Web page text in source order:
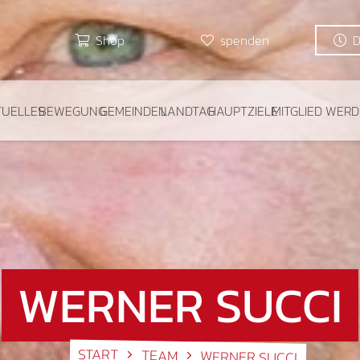
Shop spenden
BEWEGUNGGEMEINDENLANDTAGHAUPTZIELEMITGLIED
WERNER SUCCI
START TEAM